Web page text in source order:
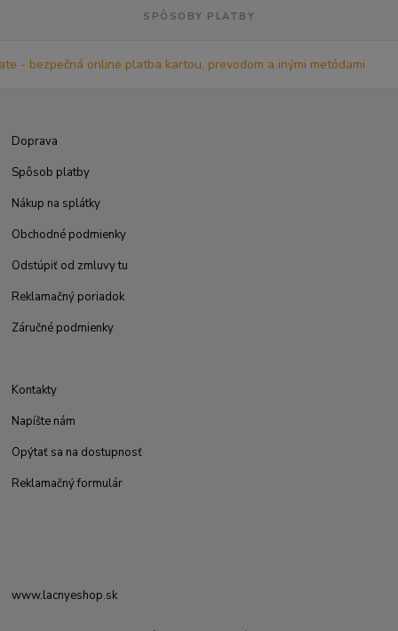
SPÔSOBY PLATBY
Doprava
Spôsob platby
Nákup na splátky
Obchodné podmienky
Odstúpiť od zmluvy tu
Reklamačný poriadok
Záručné podmienky
Kontakty
Napíšte nám
Opýtať sa na dostupnosť
Reklamačný formulár
www.lacnyeshop.sk